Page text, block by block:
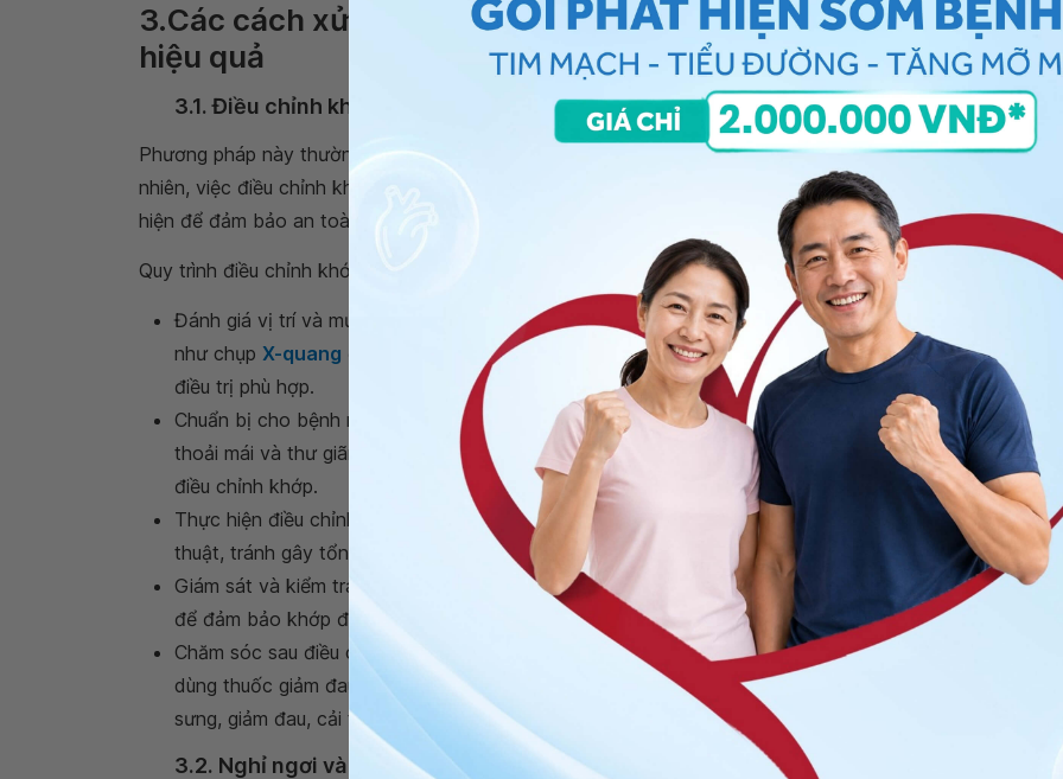
3.Các cách xử lý khi bị trật khớp chính xác giúp phục hồi
hiệu quả
3.1. Điều chỉnh khớp về vị trí bình thường
Phương pháp này thường áp dụng cho các trường hợp trật khớp ở mức độ nhẹ đến trung bình. Tuy
nhiên, việc điều chỉnh khớp cần do bác sĩ hoặc chuyên gia y tế có chuyên môn và kinh nghiệm thực
hiện để đảm bảo an toàn và hiệu quả cao.
Quy trình điều chỉnh khớp bao gồm các bước sau:
Đánh giá vị trí và mức độ trật khớp: Trước tiên, bác sĩ sẽ tiến hành các xét nghiệm cần thiết
như chụp X-quang để xác định chính xác vị trí và mức độ trật của khớp, từ đó lập kế hoạch
điều trị phù hợp.
Chuẩn bị cho bệnh nhân: Bác sĩ sẽ hướng dẫn bệnh nhân vào tư thế nằm hoặc ngồi sao cho
thoải mái và thư giãn, giúp giảm bớt cảm giác đau đớn và tạo điều kiện thuận lợi cho quá trình
điều chỉnh khớp.
Thực hiện điều chỉnh khớp: Quá trình này cần được thực hiện một cách cẩn thận, đúng kỹ
thuật, tránh gây tổn thương thêm cho bệnh nhân.
Giám sát và kiểm tra lại: Sau khi điều chỉnh, bác sĩ sẽ theo dõi chặt chẽ cũng như kiểm tra lại
để đảm bảo khớp đã trở về đúng vị trí ban đầu và không có dấu hiệu của biến chứng.
Chăm sóc sau điều chỉnh khớp: Bác sĩ sẽ chỉ định các biện pháp chăm sóc sau điều trị như
dùng thuốc giảm đau, thuốc chống viêm và thực hiện các bài tập phục hồi chức năng để giảm
sưng, giảm đau, cải thiện chức năng của khớp.
3.2. Nghỉ ngơi và băng bó